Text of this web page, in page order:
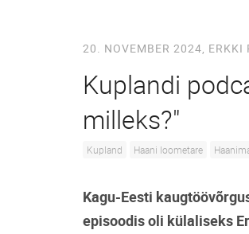
20. NOVEMBER 2024, ERKKI
Kuplandi
milleks?"
Kupland Haani loometare
Kagu-Eesti
episoodis oli külaliseks